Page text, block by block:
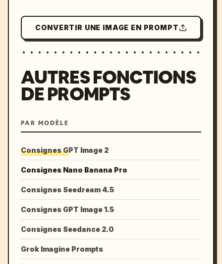
CONVERTIR UNE IMAGE EN PROMPT
AUTRES FONCTIONS
DE PROMPTS
PAR MODÈLE
Consignes GPT Image 2
Consignes Nano Banana Pro
Consignes Seedream 4.5
Consignes GPT Image 1.5
Consignes Seedance 2.0
Grok Imagine Prompts